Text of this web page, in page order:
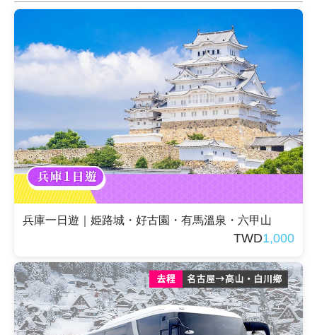
兵庫一日遊｜姫路城・好古園・有馬溫泉・六甲山
TWD1,000